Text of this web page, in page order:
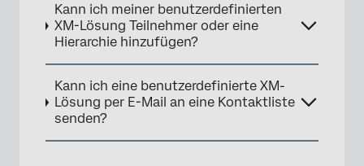
Kann ich meiner benutzerdefinierten
XM-Lösung Teilnehmer oder eine
Hierarchie hinzufügen?
Kann ich eine benutzerdefinierte XM-
Lösung per E-Mail an eine Kontaktliste
senden?